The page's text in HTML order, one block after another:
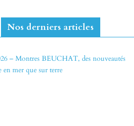
Nos derniers articles